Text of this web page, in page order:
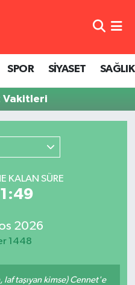
SPOR SİYASET SAĞLIK
Vakitleri
KALAN SÜRE
2026
1448
taşıyan kimse) Cennet'e
ve Fikstür